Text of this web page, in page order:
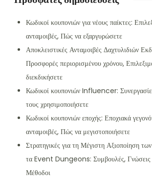
Κωδικοί κουπονιών για νέους παίκτες:
ανταμοιβές, Πώς να εξαργυρώσετε
Αποκλειστικές Ανταμοιβές Δαχτυλιδιών
Προσφορές περιορισμένου χρόνου,
διεκδικήσετε
Κωδικοί κουπονιών Influencer:
τους χρησιμοποιήσετε
Κωδικοί κουπονιών εποχής: Εποχιακά
ανταμοιβές, Πώς να μεγιστοποιήσετε
Στρατηγικές για τη Μέγιστη Αξιοποίηση
τα Event Dungeons: Συμβουλές, Γνώσεις
Μέθοδοι